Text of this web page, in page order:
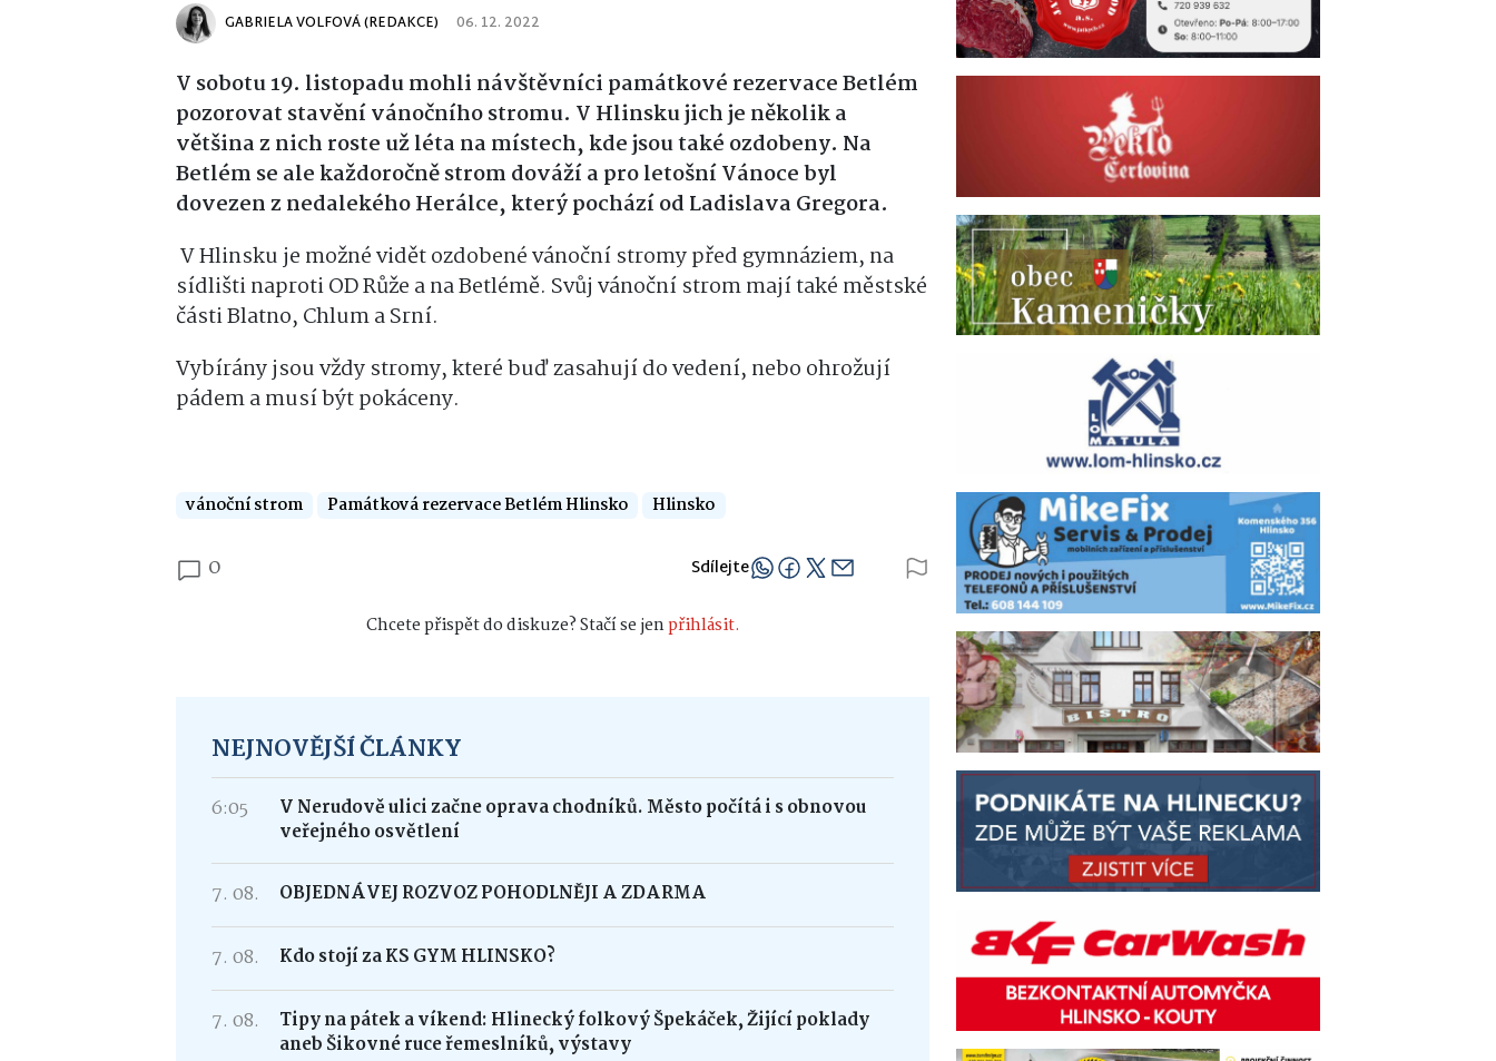
GABRIELA VOLFOVÁ (REDAKCE) 06. 12. 2022
V sobotu 19. listopadu mohli návštěvníci památkové rezervace Betlém
pozorovat stavění vánočního stromu. V Hlinsku jich je několik a
většina z nich roste už léta na místech, kde jsou také ozdobeny. Na
Betlém se ale každoročně strom dováží a pro letošní Vánoce byl
dovezen z nedalekého Herálce, který pochází od Ladislava Gregora.
V Hlinsku je možné vidět ozdobené vánoční stromy před gymnáziem, na
sídlišti naproti OD Růže a na Betlémě. Svůj vánoční strom mají také městské
části Blatno, Chlum a Srní.
Vybírány jsou vždy stromy, které buď zasahují do vedení, nebo ohrožují
pádem a musí být pokáceny.
vánoční strom Památková rezervace Betlém Hlinsko Hlinsko
0 Sdílejte
Chcete přispět do diskuze? Stačí se jenpřihlásit.
NEJNOVĚJŠÍ ČLÁNKY
6:05
V Nerudově ulici začne oprava chodníků. Město počítá i s obnovou
veřejného osvětlení
7. 08. OBJEDNÁVEJ ROZVOZ POHODLNĚJI A ZDARMA
7. 08. Kdo stojí za KS GYM HLINSKO?
7. 08.
Tipy na pátek a víkend: Hlinecký folkový Špekáček, Žijící poklady
aneb Šikovné ruce řemeslníků, výstavy